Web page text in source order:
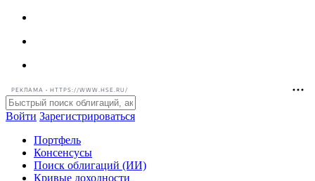
РЕКЛАМА • HTTPS://WWW.HSE.RU/
Войти Зарегистрироваться